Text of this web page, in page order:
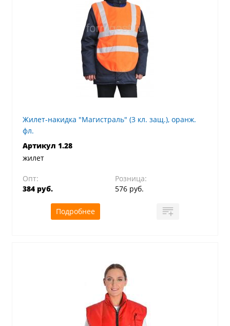
Жилет-накидка "Магистраль" (3 кл. защ.), оранж.
фл.
Артикул 1.28
жилет
Опт:
384 руб.
Розница:
576 руб.
Подробнее